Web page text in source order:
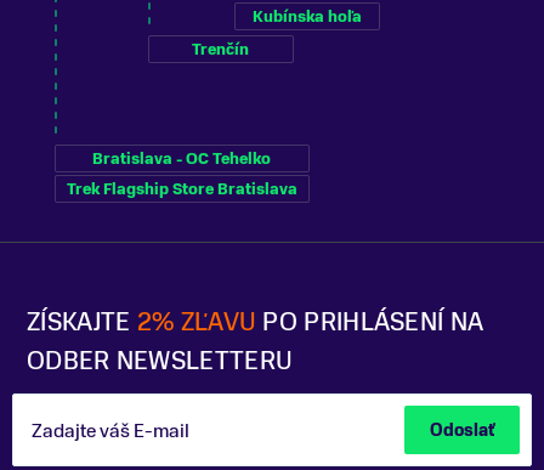
ZÍSKAJTE 2% ZĽAVU PO PRIHLÁSENÍ NA
ODBER NEWSLETTERU
Zadajte váš E-mail Odoslať
Bratislava - OC Tehelko
Trek Flagship Store Bratislava
Trenčín
Kubínska hoľa